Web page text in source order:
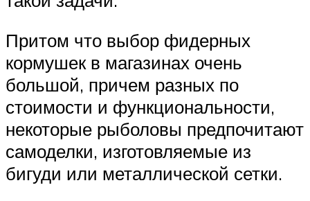
Притом что выбор фидерных
кормушек в магазинах очень
большой, причем разных по
стоимости и функциональности,
некоторые рыболовы предпочитают
самоделки, изготовляемые из
бигуди или металлической сетки.